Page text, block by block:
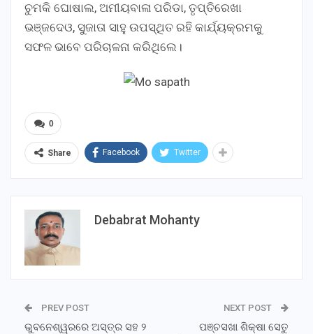
ଚୁମକି ଘୋଷାଲ, ଅମୀୟବାଳା ପରିଡା, ତୃପ୍ତିରେଖା
ଭଞ୍ଜଦେଓ, ସୁଜାତା ସାହୁ ଉପସ୍ଥିତ ରହି କାର୍ଯ୍ୟକ୍ରମକୁ
ସଫଳ ଭାବେ ପରିଚାଳନା କରିଥିଲେ।
0
Share Facebook Twitter
Debabrat Mohanty
PREV POST
ଭୁବନେଶ୍ୱରରେ ଅସ୍ତ୍ର ସହ ୨
NEXT POST
ପଞ୍ଚସଖା ଶିକ୍ଷା ସେତୁ